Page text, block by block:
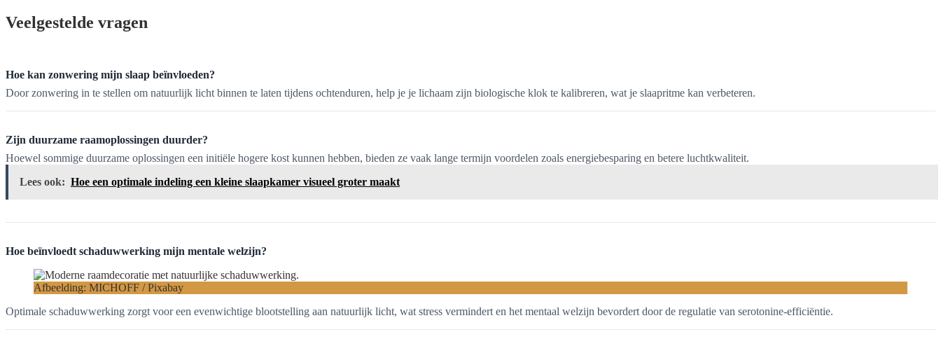
Veelgestelde vragen
Hoe kan zonwering mijn slaap beïnvloeden?
Door zonwering in te stellen om natuurlijk licht binnen te laten tijdens ochtenduren, help je je lichaam zijn biologische klok te kalibreren, wat je slaapritme kan verbeteren.
Zijn duurzame raamoplossingen duurder?
Hoewel sommige duurzame oplossingen een initiële hogere kost kunnen hebben, bieden ze vaak lange termijn voordelen zoals energiebesparing en betere luchtkwaliteit.
Lees ook: Hoe een optimale indeling een kleine slaapkamer visueel groter maakt
Hoe beïnvloedt schaduwwerking mijn mentale welzijn?
Afbeelding: MICHOFF / Pixabay
Optimale schaduwwerking zorgt voor een evenwichtige blootstelling aan natuurlijk licht, wat stress vermindert en het mentaal welzijn bevordert door de regulatie van serotonine-efficiëntie.